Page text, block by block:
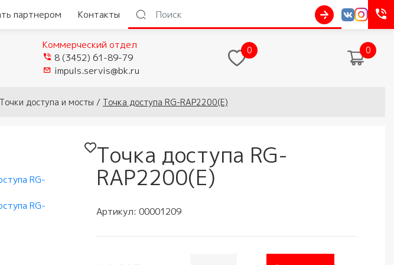
партнером Контакты
Коммерческий отдел
8 (3452) 61-89-79
impuls.servis@bk.ru
0 0
Видеокамеры TVI/CVI/AHD
камер
Точки доступа и мосты / Точка доступа RG-RAP2200(E)
Точка доступа RG-
RAP2200(E)
Артикул: 00001209